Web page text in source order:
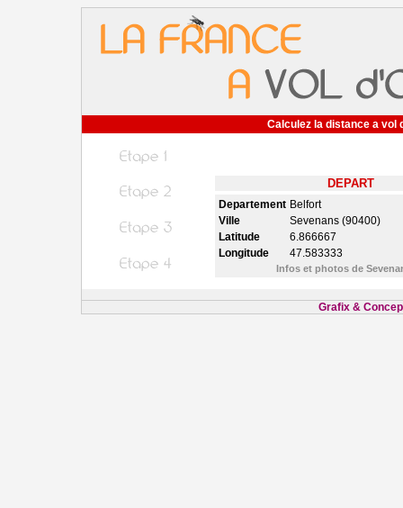
Calculez la distance a vol
DEPART
Departement Belfort
Ville
Sevenans (90400)
Latitude
6.866667
Longitude
47.583333
Infos et photos de
Grafix &